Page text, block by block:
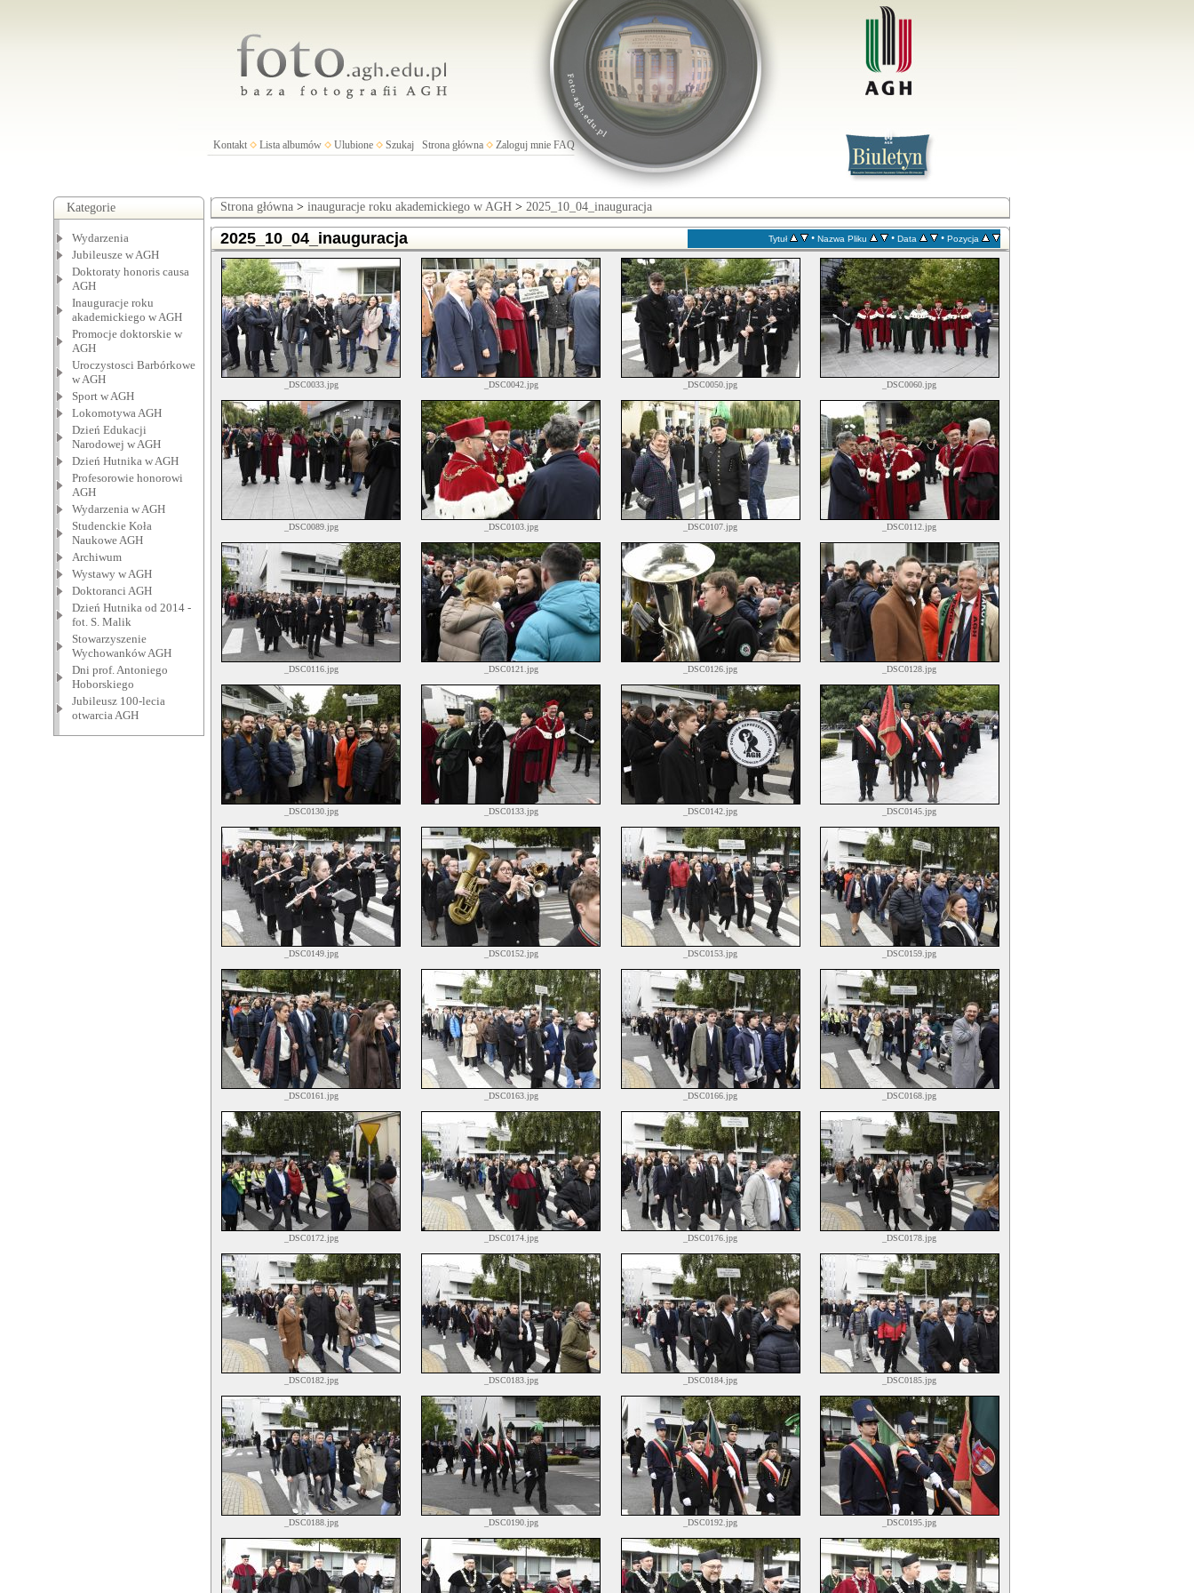
Kontakt Lista albumów Ulubione Szukaj Strona główna Zaloguj mnie FAQ
Kategorie
Wydarzenia
Jubileusze w AGH
Doktoraty honoris causa
AGH
Inauguracje roku
akademickiego w AGH
Promocje doktorskie w
AGH
Uroczystosci Barbórkowe
w AGH
Sport w AGH
Lokomotywa AGH
Dzień Edukacji
Narodowej w AGH
Dzień Hutnika w AGH
Profesorowie honorowi
AGH
Wydarzenia w AGH
Studenckie Koła
Naukowe AGH
Archiwum
Wystawy w AGH
Doktoranci AGH
Dzień Hutnika od 2014 -
fot. S. Malik
Stowarzyszenie
Wychowanków AGH
Dni prof. Antoniego
Hoborskiego
Jubileusz 100-lecia
otwarcia AGH
Strona główna> inauguracje roku akademickiego w AGH> 2025_10_04_inauguracja
2025_10_04_inauguracja Tytuł • Nazwa Pliku • Data • Pozycja
_DSC0033.jpg _DSC0042.jpg _DSC0050.jpg _DSC0060.jpg
_DSC0089.jpg _DSC0103.jpg _DSC0107.jpg _DSC0112.jpg
_DSC0116.jpg _DSC0121.jpg _DSC0126.jpg _DSC0128.jpg
_DSC0130.jpg _DSC0133.jpg _DSC0142.jpg _DSC0145.jpg
_DSC0149.jpg _DSC0152.jpg _DSC0153.jpg _DSC0159.jpg
_DSC0161.jpg _DSC0163.jpg _DSC0166.jpg _DSC0168.jpg
_DSC0172.jpg _DSC0174.jpg _DSC0176.jpg _DSC0178.jpg
_DSC0182.jpg _DSC0183.jpg _DSC0184.jpg _DSC0185.jpg
_DSC0188.jpg _DSC0190.jpg _DSC0192.jpg _DSC0195.jpg